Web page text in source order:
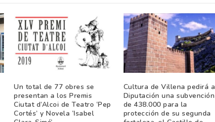
Un total de 77 obres se
presentan a los Premis
Ciutat d’Alcoi de Teatro ‘Pep
Cortés’ y Novela ‘Isabel
Cultura de Villena pedirá a
Diputación una subvención
de 438.000 para la
protección de su segunda